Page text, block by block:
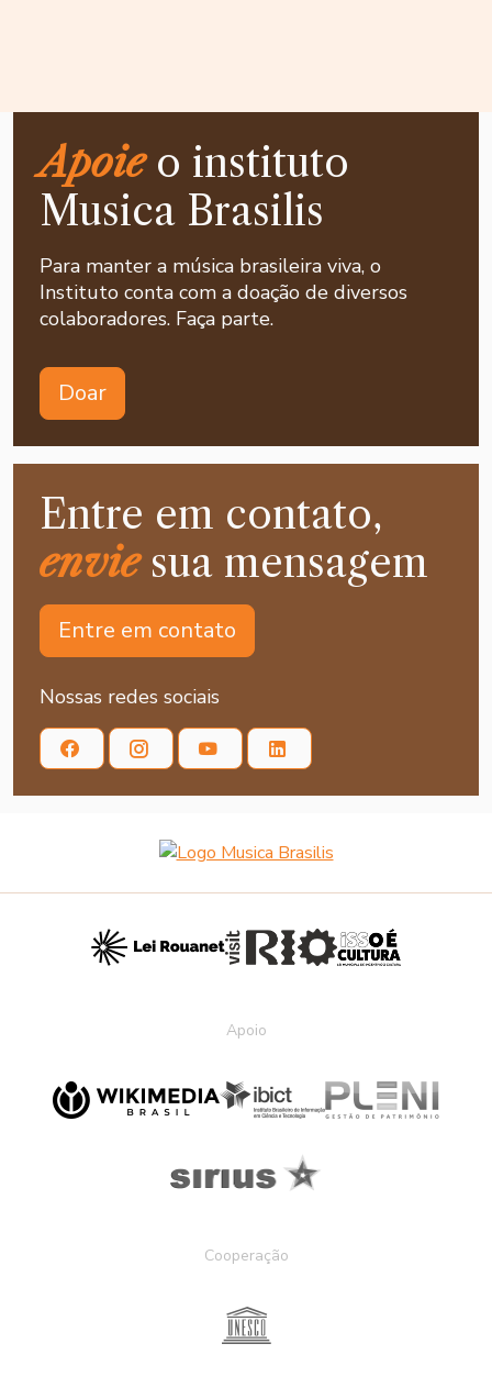
Apoieo instituto
Musica Brasilis
Para manter a música brasileira viva, o
Instituto conta com a doação de diversos
colaboradores. Faça parte.
Doar
Entre em contato,
enviesua mensagem
Entre em contato
Nossas redes sociais
Apoio
Cooperação